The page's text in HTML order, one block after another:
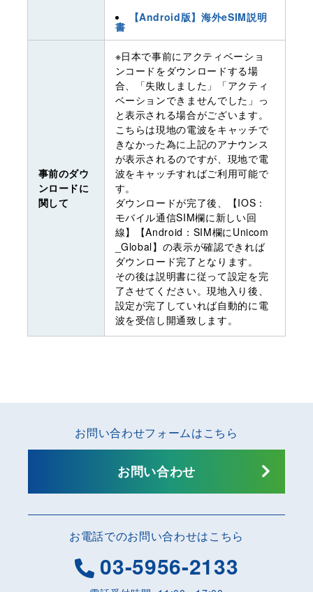
【Android版】海外eSIM説明
書
事前のダウ
ンロードに
関して
※日本で事前にアクティベーショ
ンコードをダウンロードする場
合、「失敗しました」「アクティ
ベーションできませんでした」っ
と表示される場合がございます。
こちらは現地の電波をキャッチで
きなかった為に上記のアナウンス
が表示されるのですが、現地で電
波をキャッチすればご利用可能で
す。
ダウンロードが完了後、【IOS：
モバイル通信SIM欄に新しい回
線】【Android：SIM欄にUnicom
_Global】の表示が確認できれば
ダウンロード完了となります。
その後は説明書に従って設定を完
了させてください。現地入り後、
設定が完了していれば自動的に電
波を受信し開通致します。
お電話でのお問い合わせはこちら
03-5956-2133
お問い合わせフォームはこちら
お問い合わせ